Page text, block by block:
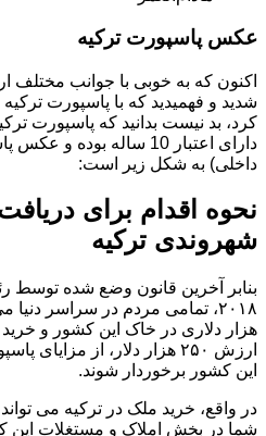
عکس پاسپورت ترکیه
اکنون که به خوبی با جوانب مختلف
شدید و فهمیدید که با پاسپورت
کرد، بد نیست بدانید که پاسپورت
دارای اعتبار 10 ساله
داخلی) به شکل زیر است:
نحوه اقدام برای
شهروندی ترکیه
بنابر آخرین قانون وضع شده توسط
هزار دلاری در خاک این کشور و
ارزش ۲۵۰ هزار دلار، از
این کشور برخوردار شوند.
در واقع، خرید ملک در ترکیه می
شما در بخش املاک و مستغلات این